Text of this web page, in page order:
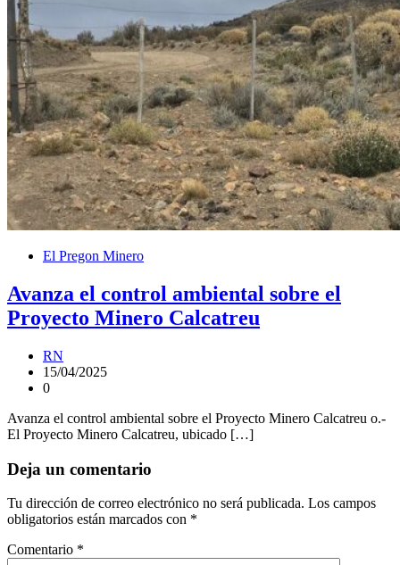
El Pregon Minero
Avanza el control ambiental sobre el
Proyecto Minero Calcatreu
RN
15/04/2025
0
Avanza el control ambiental sobre el Proyecto Minero Calcatreu o.-
El Proyecto Minero Calcatreu, ubicado […]
Deja un comentario
Tu dirección de correo electrónico no será publicada. Los campos
obligatorios están marcados con *
Comentario *